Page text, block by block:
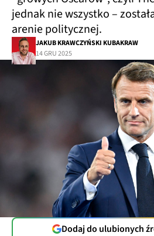
jednak nie wszystko –
arenie politycznej.
JAKUB KRAWCZYŃSKI KUBAKRAW
14 GRU 2025
Dodaj do ulubionych